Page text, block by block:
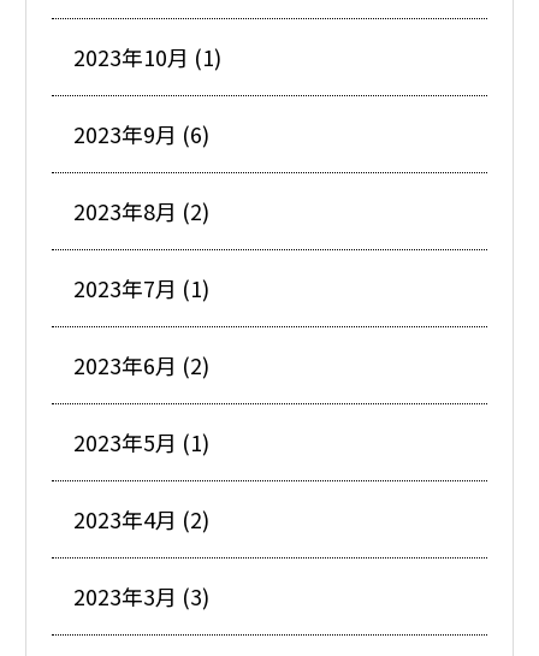
2023年10月 (1)
2023年9月 (6)
2023年8月 (2)
2023年7月 (1)
2023年6月 (2)
2023年5月 (1)
2023年4月 (2)
2023年3月 (3)